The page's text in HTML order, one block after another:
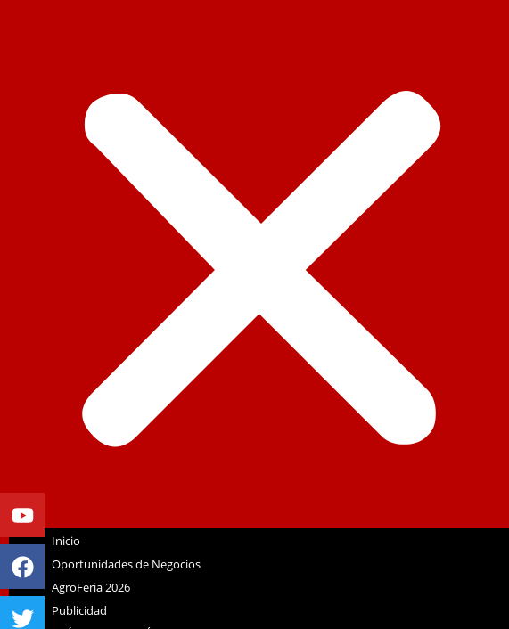
Inicio
Oportunidades de Negocios
AgroFeria 2026
Publicidad
Youtube
Facebook
Twitter
Linkedin
Instagram